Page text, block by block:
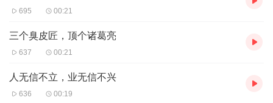
695 00:21
三个臭皮匠，顶个诸葛亮
637 00:21
人无信不立，业无信不兴
636 00:19